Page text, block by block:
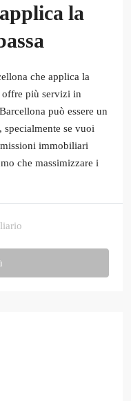
la
che applica la
offre più servizi in
può essere un
specialmente se vuoi
immobiliari
che massimizzare i